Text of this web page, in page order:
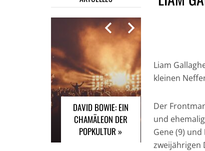
DAVID BOWIE: EIN
CHAMÄLEON DER
POPKULTUR »
INFLUENCER
DURCH
AN
Liam
kleinen
Der
und
Gene (9)
zweijährigen